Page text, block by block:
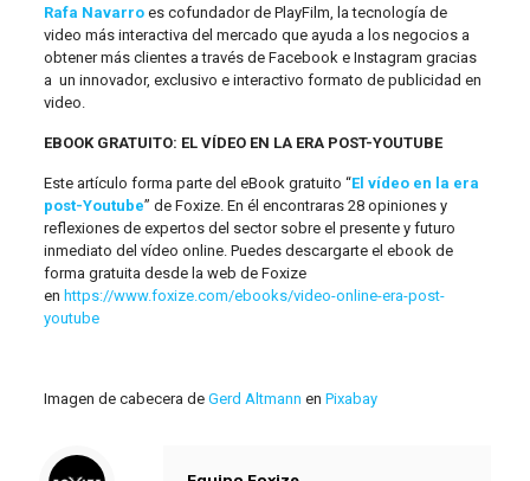
Rafa Navarroes cofundador de PlayFilm, la tecnología de
video más interactiva del mercado que ayuda a los negocios a
obtener más clientes a través de Facebook e Instagram gracias
a un innovador, exclusivo e interactivo formato de publicidad en
video.
EBOOK GRATUITO: EL VÍDEO EN LA ERA POST-YOUTUBE
Este artículo forma parte del eBook gratuito “El vídeo en la era
post-Youtube” de Foxize. En él encontraras 28 opiniones y
reflexiones de expertos del sector sobre el presente y futuro
inmediato del vídeo online. Puedes descargarte el ebook de
forma gratuita desde la web de Foxize
en https://www.foxize.com/ebooks/video-online-era-post-
youtube
Imagen de cabecera de Gerd Altmann en Pixabay